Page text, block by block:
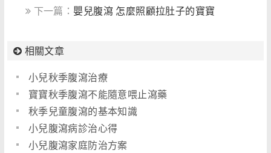
下一篇： 嬰兒腹瀉 怎麼照顧拉肚子的寶寶
相關文章
小兒秋季腹瀉治療
寶寶秋季腹瀉不能隨意喂止瀉藥
秋季兒童腹瀉的基本知識
小兒腹瀉病診治心得
小兒腹瀉家庭防治方案